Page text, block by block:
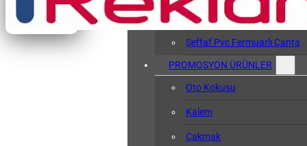
Şeffaf Pvc Kart Kılıfı
Şeffaf Pvc Fermuarlı Çanta
PROMOSYON ÜRÜNLER
Oto Kokusu
Kalem
Çakmak